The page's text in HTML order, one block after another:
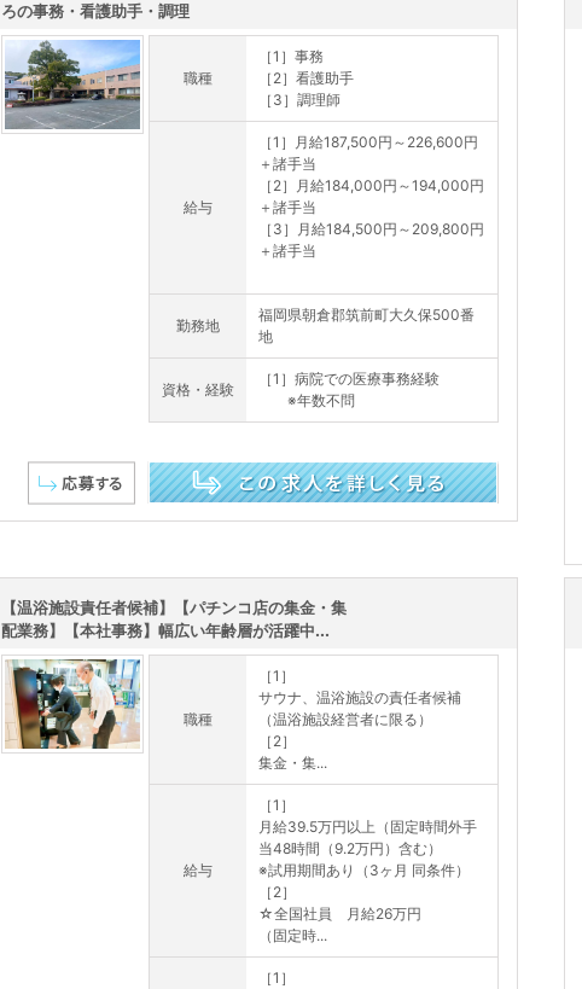
ろの事務・看護助手・調理
職種
［1］事務
［2］看護助手
［3］調理師
給与
［1］月給187,500円～226,600円
＋諸手当
［2］月給184,000円～194,000円
＋諸手当
［3］月給184,500円～209,800円
＋諸手当
勤務地
福岡県朝倉郡筑前町大久保500番
地
資格・経験
［1］病院での医療事務経験
※年数不問
【温浴施設責任者候補】【パチンコ店の集金・集
配業務】【本社事務】幅広い年齢層が活躍中...
職種
［1］
サウナ、温浴施設の責任者候補
（温浴施設経営者に限る）
［2］
集金・集...
給与
［1］
月給39.5万円以上（固定時間外手
当48時間（9.2万円）含む）
※試用期間あり（3ヶ月 同条件）
［2］
☆全国社員 月給26万円
（固定時...
［1］